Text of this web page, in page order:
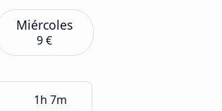
Miércoles
9 €
1h 7m